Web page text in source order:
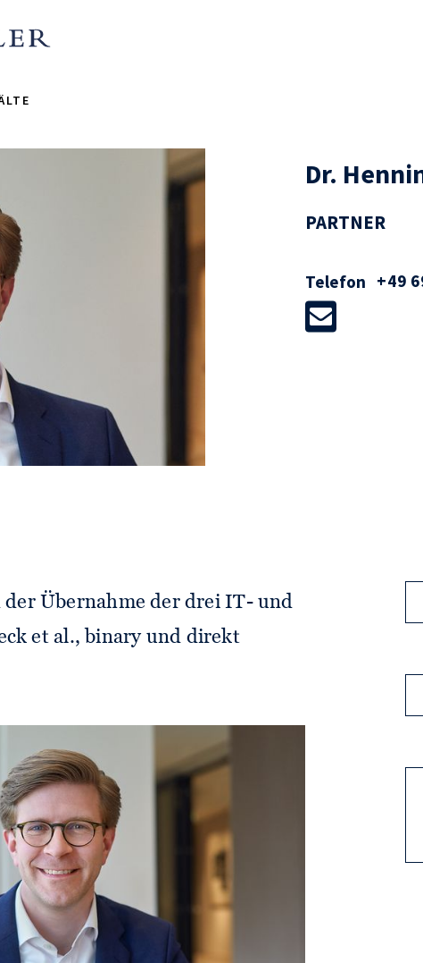
Dr.
PARTNER
Telefon +49
Fonds und Banken
und anderen
insbesondere zu
zu
Zusammenhang mit M&A-
Schuldscheindarlehen.
im Bereich
gehören die Beratung von
bei den Finanzierungen des
an dem Software-
Übernahme der drei IT- und
et al., binary und direkt